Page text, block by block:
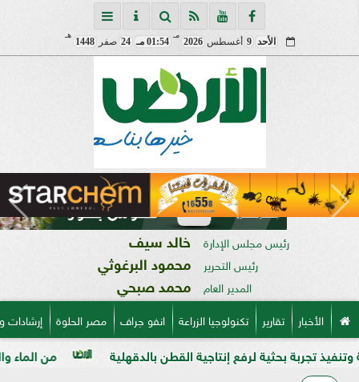
الأحد 9 أغسطس2026
مـ
01:54 مـ 24 صفر1448
هـ
رئيس مجلس الإدارة خالد سيف
رئيس التحرير محمود البرغوثي
المدير العام محمد صبحي
الأخبار تقارير تكنولوجيا الزراعة انفو جراف مصر الحلوة
من الماء والبروتين إلى لرفع إنتاجية القطن بالدقهلية